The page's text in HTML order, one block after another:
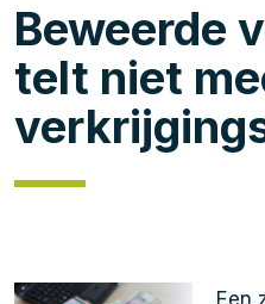
Beweerde
telt niet
Een